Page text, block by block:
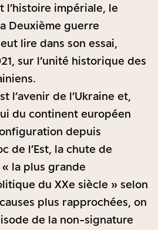
l’histoire impériale, le
Deuxième guerre
lire dans son essai,
sur l’unité historique des
l’avenir de l’Ukraine et,
du continent européen
depuis
de l’Est, la chute de
« la plus grande
du XXe siècle » selon
plus rapprochées, on
de la non-signature